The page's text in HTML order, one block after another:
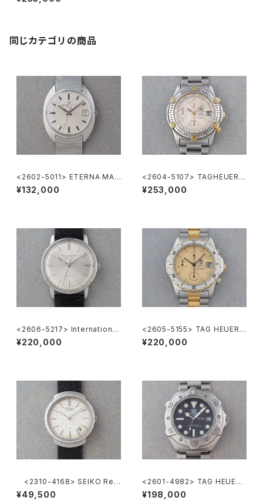
同じカテゴリの商品
<2602-5011> ETERNA MAT
IC 3003
¥132,000
<2604-5107> TAGHEUER S
uper 2000 Chronograph
¥253,000
<2606-5217> International
National Co. "TURLER"
¥220,000
<2605-5155> TAG HEUER 2
000 Chronograph
¥220,000
<2310-4168> SEIKO Ref.
2419-0010
¥49,500
<2601-4982> TAG HEUER
Super Professional
¥198,000